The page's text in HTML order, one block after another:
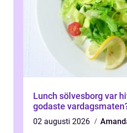
Lunch sölvesborg var hittar man den
godaste
02 augusti 2026